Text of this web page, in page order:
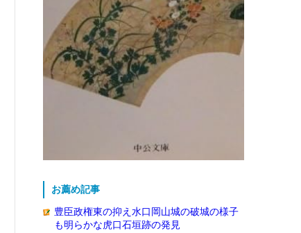
お薦め記事
豊臣政権東の抑え水口岡山城の破城の様子
も明らかな虎口石垣跡の発見